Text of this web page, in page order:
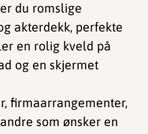
du romslige
akterdekk, perfekte
en rolig kveld på
og en skjermet
firmaarrangementer,
som ønsker en